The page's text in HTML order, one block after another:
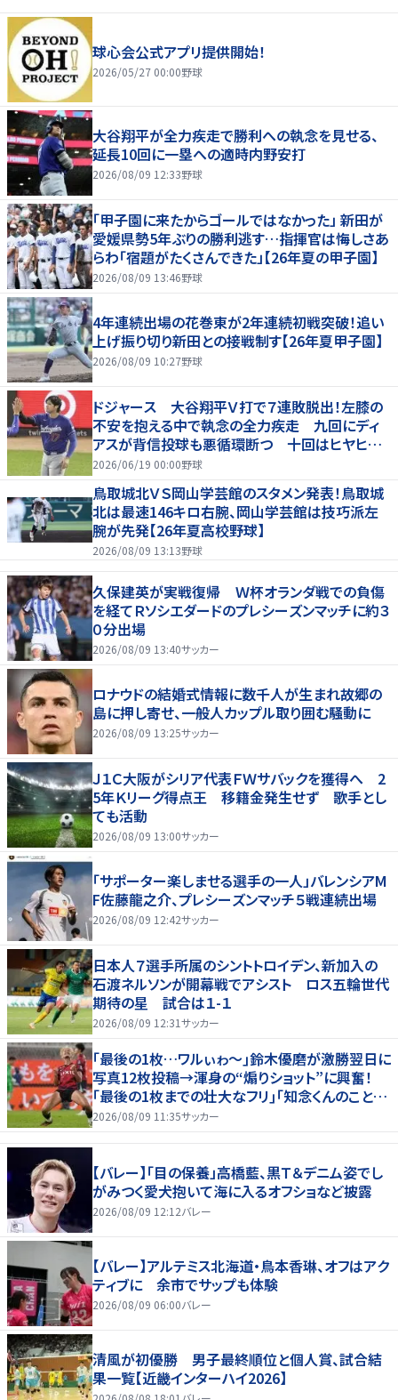
球心会公式アプリ提供開始！
2026/05/27 00:00野球
大谷翔平が全力疾走で勝利への執念を見せる、
延長10回に一塁への適時内野安打
2026/08/09 12:33野球
「甲子園に来たからゴールではなかった」 新田が
愛媛県勢5年ぶりの勝利逃す…指揮官は悔しさあ
らわ「宿題がたくさんできた」【26年夏の甲子園】
2026/08/09 13:46野球
4年連続出場の花巻東が2年連続初戦突破！追い
上げ振り切り新田との接戦制す【26年夏甲子園】
2026/08/09 10:27野球
ドジャース 大谷翔平Ｖ打で７連敗脱出！左膝の
不安を抱える中で執念の全力疾走 九回にディ
アスが背信投球も悪循環断つ 十回はヒヤヒヤ
もリード守る
2026/06/19 00:00野球
鳥取城北ＶＳ岡山学芸館のスタメン発表！鳥取城
北は最速146キロ右腕、岡山学芸館は技巧派左
腕が先発【26年夏高校野球】
2026/08/09 13:13野球
久保建英が実戦復帰 Ｗ杯オランダ戦での負傷
を経てＲソシエダードのプレシーズンマッチに約３
０分出場
2026/08/09 13:40サッカー
ロナウドの結婚式情報に数千人が生まれ故郷の
島に押し寄せ、一般人カップル取り囲む騒動に
2026/08/09 13:25サッカー
Ｊ１Ｃ大阪がシリア代表ＦＷサバックを獲得へ 2
5年Ｋリーグ得点王 移籍金発生せず 歌手とし
ても活動
2026/08/09 13:00サッカー
「サポーター楽しませる選手の一人」バレンシアM
F佐藤龍之介、プレシーズンマッチ５戦連続出場
2026/08/09 12:42サッカー
日本人７選手所属のシントトロイデン、新加入の
石渡ネルソンが開幕戦でアシスト ロス五輪世代
期待の星 試合は１-１
2026/08/09 12:31サッカー
｢最後の1枚…ワルぃゎ〜｣鈴木優磨が激勝翌日に
写真12枚投稿→渾身の“煽りショット”に興奮！
｢最後の1枚までの壮大なフリ｣｢知念くんのことど
んだけ好きなんよｗ｣
2026/08/09 11:35サッカー
【バレー】「目の保養」高橋藍、黒Ｔ＆デニム姿でし
がみつく愛犬抱いて海に入るオフショなど披露
2026/08/09 12:12バレー
【バレー】アルテミス北海道・鳥本香琳、オフはアク
ティブに 余市でサップも体験
2026/08/09 06:00バレー
清風が初優勝 男子最終順位と個人賞、試合結
果一覧【近畿インターハイ2026】